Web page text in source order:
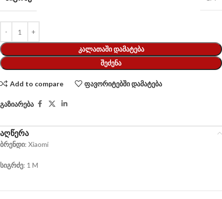
ᲙᲐᲚᲐᲗᲐᲨᲘ ᲓᲐᲛᲐᲢᲔᲑᲐ
ᲨᲔᲫᲔᲜᲐ
Add to compare ფავორიტებში დამატება
გაზიარება
აღწერა
ბრენდი: Xiaomi
სიგრძე: 1 M